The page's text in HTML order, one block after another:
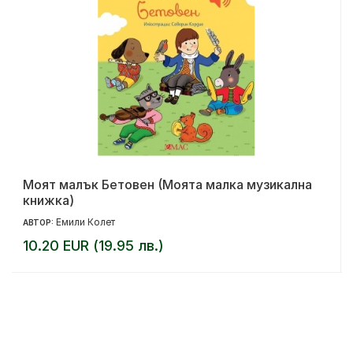
Моят малък Бетовен (Моята малка музикална
книжка)
АВТОР: Емили Колет
10.20 EUR (19.95 лв.)